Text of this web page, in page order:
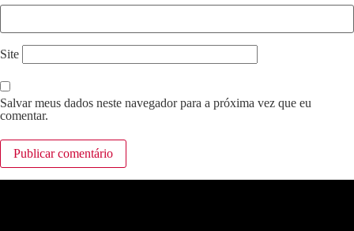
Site
Salvar meus dados neste navegador para a próxima vez que eu
comentar.